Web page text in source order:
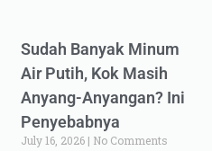
Sudah Banyak Minum
Air Putih, Kok Masih
Anyang-Anyangan? Ini
Penyebabnya
July 16, 2026 No Comments